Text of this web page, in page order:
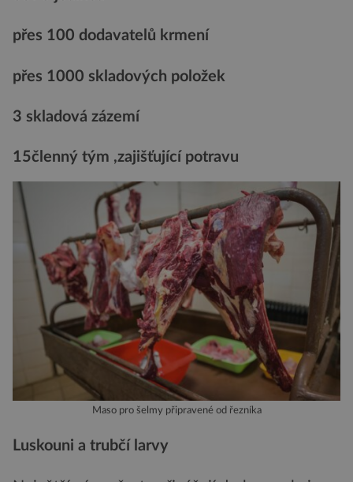
přes 100 dodavatelů krmení
přes 1000 skladových položek
3 skladová zázemí
15členný tým ,zajišťující potravu
Maso pro šelmy připravené od řezníka
Luskouni a trubčí larvy